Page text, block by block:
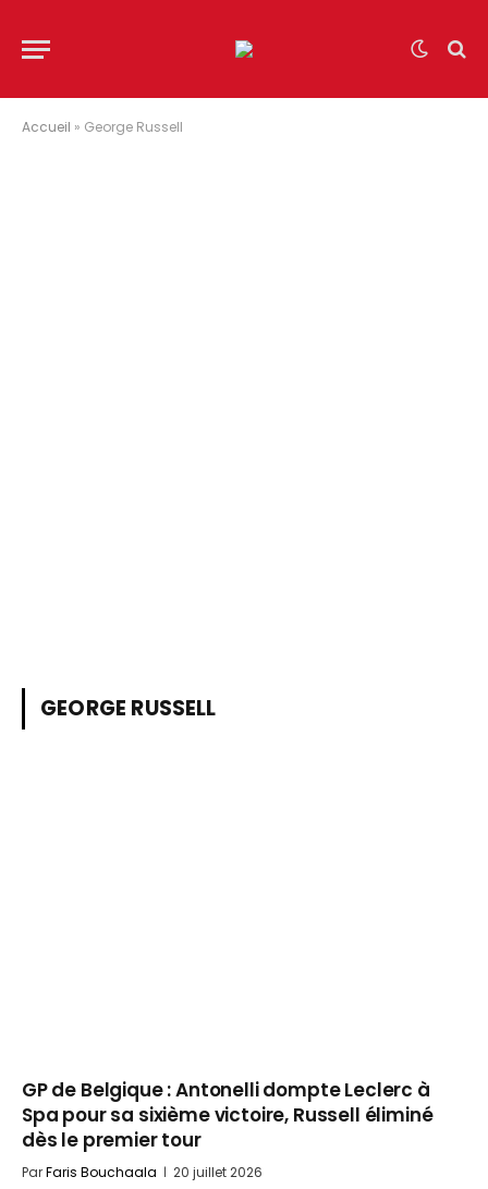
Accueil » George Russell
GEORGE RUSSELL
GP de Belgique : Antonelli dompte Leclerc à
Spa pour sa sixième victoire, Russell éliminé
dès le premier tour
ParFaris Bouchaala 20 juillet 2026